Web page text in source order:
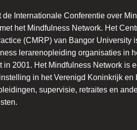
Internationale Conferentie over
het Mindfulness Network. Het
(CMRP) van Bangor University
lerarenopleiding organisaties in
2001. Het Mindfulness Network is
in het Verenigd Koninkrijk en
supervisie, retraites en